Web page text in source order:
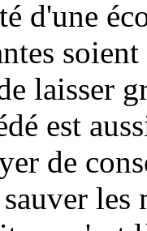
d'une
laisser
est
de